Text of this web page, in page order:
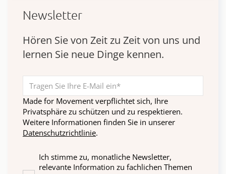
Newsletter
Hören Sie von Zeit zu Zeit von uns und
lernen Sie neue Dinge kennen.
Made for Movement verpflichtet sich, Ihre
Privatsphäre zu schützen und zu respektieren.
Weitere Informationen finden Sie in unserer
Datenschutzrichtlinie.
Ich stimme zu, monatliche Newsletter,
relevante Information zu fachlichen Themen